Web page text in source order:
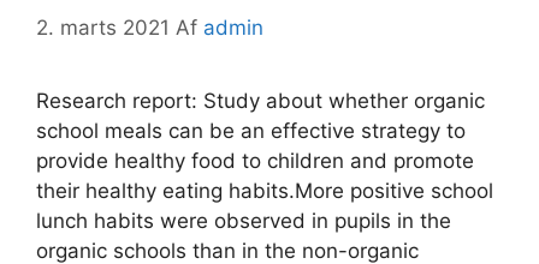
2. marts 2021 Af admin
Research report: Study about whether organic
school meals can be an effective strategy to
provide healthy food to children and promote
their healthy eating habits.More positive school
lunch habits were observed in pupils in the
organic schools than in the non-organic